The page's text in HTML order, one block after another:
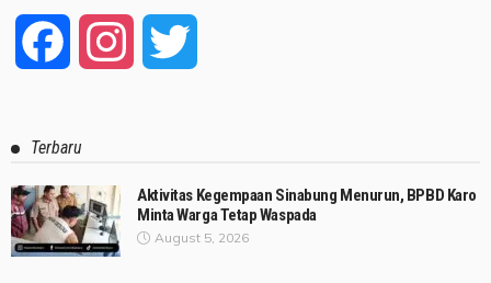
Facebook Instagram
Terbaru
Aktivitas Kegempaan Sinabung Menurun, BPBD Karo
Minta Warga Tetap Waspada
August 5, 2026